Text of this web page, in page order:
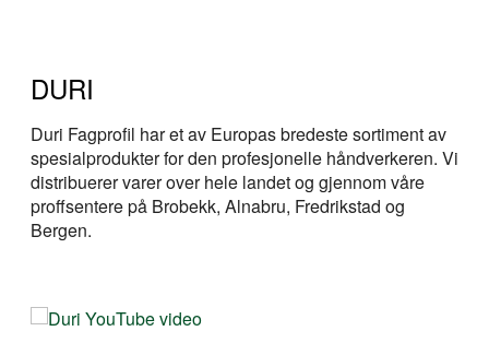
DURI
Duri Fagprofil har et av Europas bredeste sortiment av
spesialprodukter for den profesjonelle håndverkeren. Vi
distribuerer varer over hele landet og gjennom våre
proffsentere på Brobekk, Alnabru, Fredrikstad og
Bergen.